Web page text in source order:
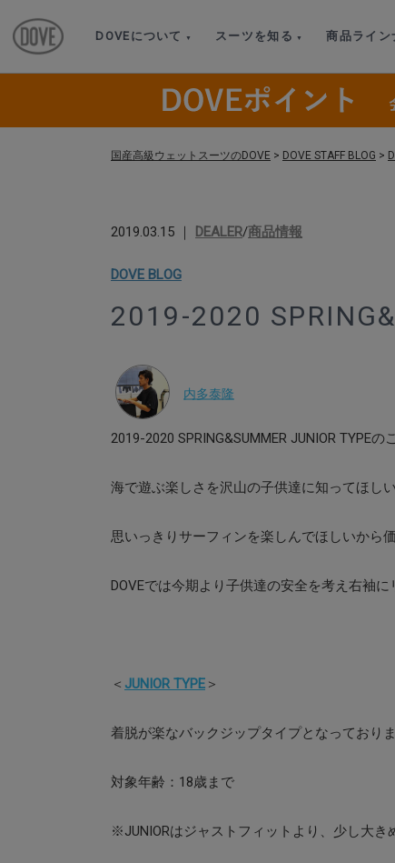
DOVEについて スーツを知る 商品ライン
国産高級ウェットスーツのDOVE > DOVE STAFF BLOG >
2019.03.15 ｜ DEALER/商品情報
DOVE BLOG
2019-2020
内多泰隆
2019-2020 SPRING&SUMMER JUNIOR TYPEの
海で遊ぶ楽しさを沢山の子供達に知ってほしい
思いっきりサーフィンを楽しんでほしいから価
DOVEでは今期より子供達の安全を考え右袖
＜ JUNIOR TYPE ＞
着脱が楽なバックジップタイプとなっておりま
対象年齢：18歳まで
※JUNIORはジャストフィットより、少し大き